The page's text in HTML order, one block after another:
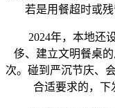
若是用餐超时或残
2024年，本地还设
侈、建立文明餐桌
次。碰到严沉节庆、
合适要求的，下